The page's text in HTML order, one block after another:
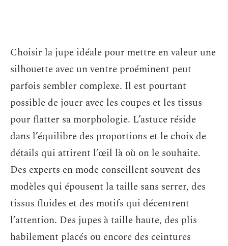
Choisir la jupe idéale pour mettre en valeur une
silhouette avec un ventre proéminent peut
parfois sembler complexe. Il est pourtant
possible de jouer avec les coupes et les tissus
pour flatter sa morphologie. L’astuce réside
dans l’équilibre des proportions et le choix de
détails qui attirent l’œil là où on le souhaite.
Des experts en mode conseillent souvent des
modèles qui épousent la taille sans serrer, des
tissus fluides et des motifs qui décentrent
l’attention. Des jupes à taille haute, des plis
habilement placés ou encore des ceintures